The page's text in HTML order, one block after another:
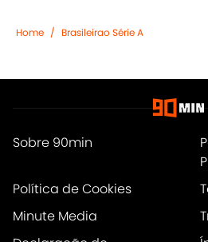
Home / Brasileirao Série A
Sobre 90min
Política de Cookies
Minute Media